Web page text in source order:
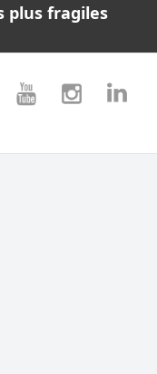
plus fragiles